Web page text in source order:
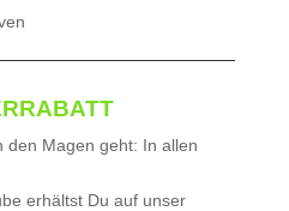
den Magen geht: In allen
erhältst Du auf unser